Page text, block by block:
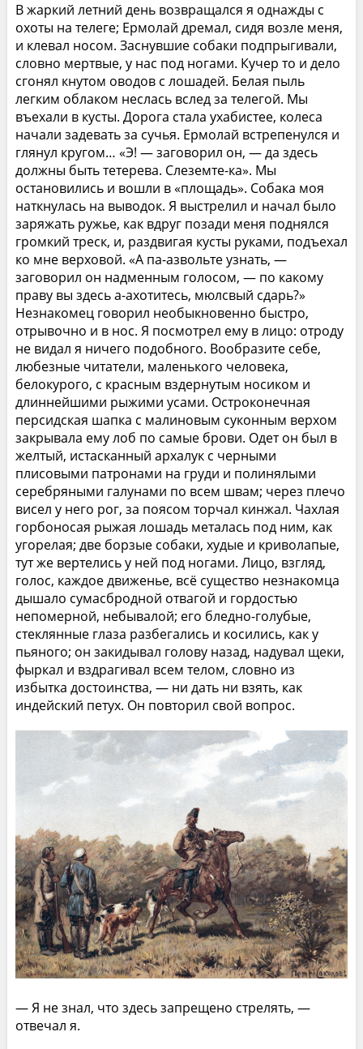
В жаркий летний день возвращался я однажды с
охоты на телеге; Ермолай дремал, сидя возле меня,
и клевал носом. Заснувшие собаки подпрыгивали,
словно мертвые, у нас под ногами. Кучер то и дело
сгонял кнутом оводов с лошадей. Белая пыль
легким облаком неслась вслед за телегой. Мы
въехали в кусты. Дорога стала ухабистее, колеса
начали задевать за сучья. Ермолай встрепенулся и
глянул кругом… «Э! — заговорил он, — да здесь
должны быть тетерева. Слеземте-ка». Мы
остановились и вошли в «площадь». Собака моя
наткнулась на выводок. Я выстрелил и начал было
заряжать ружье, как вдруг позади меня поднялся
громкий треск, и, раздвигая кусты руками, подъехал
ко мне верховой. «А па-азвольте узнать, —
заговорил он надменным голосом, — по какому
праву вы здесь а-ахотитесь, мюлсвый сдарь?»
Незнакомец говорил необыкновенно быстро,
отрывочно и в нос. Я посмотрел ему в лицо: отроду
не видал я ничего подобного. Вообразите себе,
любезные читатели, маленького человека,
белокурого, с красным вздернутым носиком и
длиннейшими рыжими усами. Остроконечная
персидская шапка с малиновым суконным верхом
закрывала ему лоб по самые брови. Одет он был в
желтый, истасканный архалук с черными
плисовыми патронами на груди и полинялыми
серебряными галунами по всем швам; через плечо
висел у него рог, за поясом торчал кинжал. Чахлая
горбоносая рыжая лошадь металась под ним, как
угорелая; две борзые собаки, худые и криволапые,
тут же вертелись у ней под ногами. Лицо, взгляд,
голос, каждое движенье, всё существо незнакомца
дышало сумасбродной отвагой и гордостью
непомерной, небывалой; его бледно-голубые,
стеклянные глаза разбегались и косились, как у
пьяного; он закидывал голову назад, надувал щеки,
фыркал и вздрагивал всем телом, словно из
избытка достоинства, — ни дать ни взять, как
индейский петух. Он повторил свой вопрос.
— Я не знал, что здесь запрещено стрелять, —
отвечал я.